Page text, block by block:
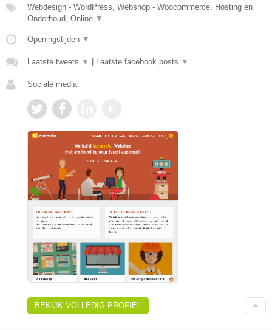
Webdesign - WordPress, Webshop - Woocommerce, Hosting en
Onderhoud, Online ▼
Openingstijden ▼
Laatste tweets ▼ Laatste facebook posts ▼
Sociale media:
BEKIJK VOLLEDIG PROFIEL